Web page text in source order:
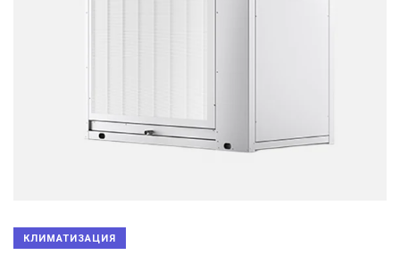
КЛИМАТИЗАЦИЯ